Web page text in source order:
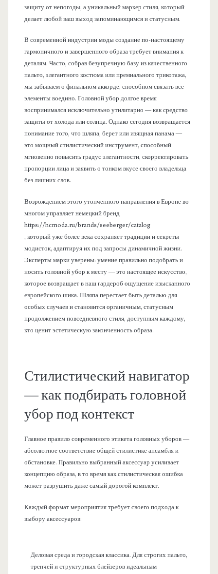
защиту от непогоды, а уникальный маркер стиля, который
делает любой ваш выход запоминающимся и статусным.
В современной индустрии моды создание по-настоящему
гармоничного и завершенного образа требует внимания к
деталям. Часто, собрав безупречную базу из качественного
пальто, элегантного костюма или премиального трикотажа,
мы забываем о финальном аккорде, способном связать все
элементы воедино. Головной убор долгое время
воспринимался исключительно утилитарно — как средство
защиты от холода или солнца. Однако сегодня возвращается
понимание того, что шляпа, берет или изящная панама —
это мощный стилистический инструмент, способный
мгновенно повысить градус элегантности, скорректировать
пропорции лица и заявить о тонком вкусе своего владельца
без лишних слов.
Возрождением этого утонченного направления в Европе во
многом управляет немецкий бренд
https://hcmoda.ru/brands/seeberger/catalog
, который уже более века сохраняет традиции и секреты
модисток, адаптируя их под запросы динамичной жизни.
Эксперты марки уверены: умение правильно подобрать и
носить головной убор к месту — это настоящее искусство,
которое возвращает в наш гардероб ощущение изысканного
европейского шика. Шляпа перестает быть деталью для
особых случаев и становится органичным, статусным
продолжением повседневного стиля, доступным каждому,
кто ценит эстетическую законченность образа.
Стилистический навигатор
— как подбирать головной
убор под контекст
Главное правило современного этикета головных уборов —
абсолютное соответствие общей стилистике ансамбля и
обстановке. Правильно выбранный аксессуар усиливает
концепцию образа, в то время как стилистическая ошибка
может разрушить даже самый дорогой комплект.
Каждый формат мероприятия требует своего подхода к
выбору аксессуаров:
Деловая среда и городская классика. Для строгих пальто,
тренчей и структурных блейзеров идеальным